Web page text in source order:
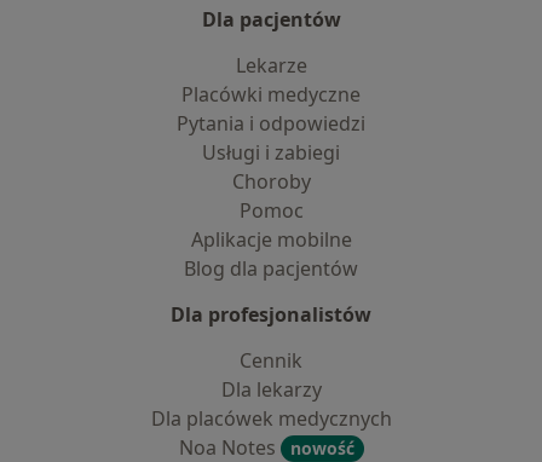
Dla pacjentów
Lekarze
Placówki medyczne
Pytania i odpowiedzi
Usługi i zabiegi
Choroby
Pomoc
Aplikacje mobilne
Blog dla pacjentów
Dla profesjonalistów
Cennik
Dla lekarzy
Dla placówek medycznych
Noa Notes
nowość